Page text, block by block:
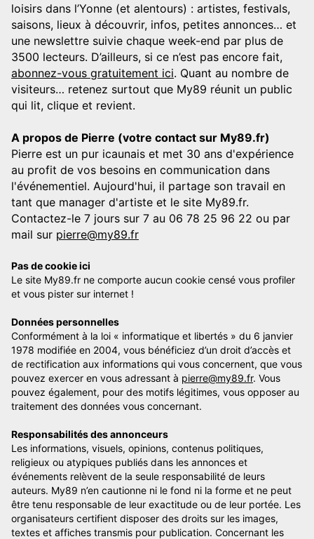
loisirs dans l’Yonne (et alentours) : artistes, festivals,
saisons, lieux à découvrir, infos, petites annonces… et
une newslettre suivie chaque week-end par plus de
3500 lecteurs. D’ailleurs, si ce n’est pas encore fait,
abonnez-vous gratuitement ici. Quant au nombre de
visiteurs… retenez surtout que My89 réunit un public
qui lit, clique et revient.
A propos de Pierre (votre contact sur My89.fr)
Pierre est un pur icaunais et met 30 ans d'expérience
au profit de vos besoins en communication dans
l'événementiel. Aujourd'hui, il partage son travail en
tant que manager d'artiste et le site My89.fr.
Contactez-le 7 jours sur 7 au 06 78 25 96 22 ou par
mail sur pierre@my89.fr
Pas de cookie ici
Le site My89.fr ne comporte aucun cookie censé vous profiler
et vous pister sur internet !
Données personnelles
Conformément à la loi « informatique et libertés » du 6 janvier
1978 modifiée en 2004, vous bénéficiez d’un droit d’accès et
de rectification aux informations qui vous concernent, que vous
pouvez exercer en vous adressant à pierre@my89.fr. Vous
pouvez également, pour des motifs légitimes, vous opposer au
traitement des données vous concernant.
Responsabilités des annonceurs
Les informations, visuels, opinions, contenus politiques,
religieux ou atypiques publiés dans les annonces et
événements relèvent de la seule responsabilité de leurs
auteurs. My89 n’en cautionne ni le fond ni la forme et ne peut
être tenu responsable de leur exactitude ou de leur portée. Les
organisateurs certifient disposer des droits sur les images,
textes et affiches transmis pour publication. Concernant les